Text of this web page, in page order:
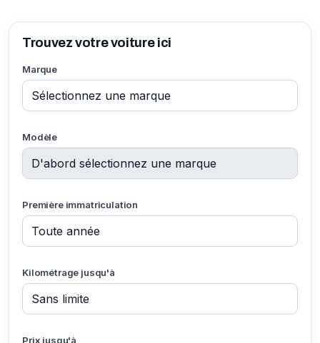
Trouvez votre voiture ici
Marque
Modèle
Première immatriculation
Kilométrage jusqu'à
Prix jusqu'à